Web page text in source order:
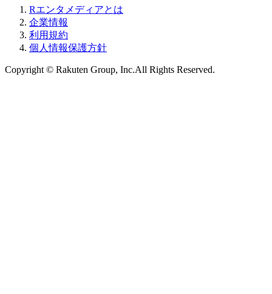
Rエンタメディアとは
企業情報
利用規約
個人情報保護方針
Copyright © Rakuten Group, Inc.All Rights Reserved.